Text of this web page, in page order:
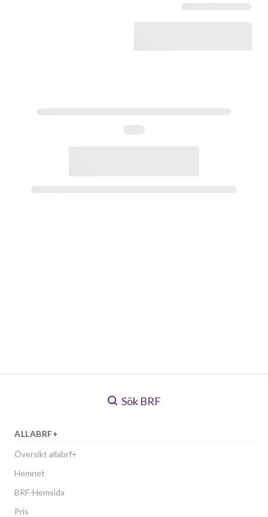
Sök BRF
ALLABRF+
Översikt allabrf+
Hemnet
BRF-Hemsida
Pris